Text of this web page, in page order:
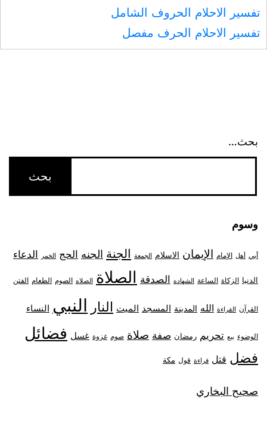
تفسير الاحلام الحروف الشامل
تفسير الاحلام الحرف مفصل
بحث…
وسوم
أبي أهل الإمام الإيمان الاسلام الجمعة الجنة الجنه الحج الخمر الدعاء
الدنيا الزكاة الساعة الشهاده الصدقة الصلاة الصلاه الصوم الطعام الفتن
القرآن القراءة الله المدينة المسجد الميت النار النبي النساء
الوضوء بيع تحريم رمضان صفة صلاة صوم غزوة غسل فضائل
فضل قتل قراءة قول مكة
صحيح البخاري